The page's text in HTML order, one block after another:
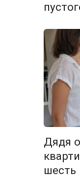
Дядя
шесть